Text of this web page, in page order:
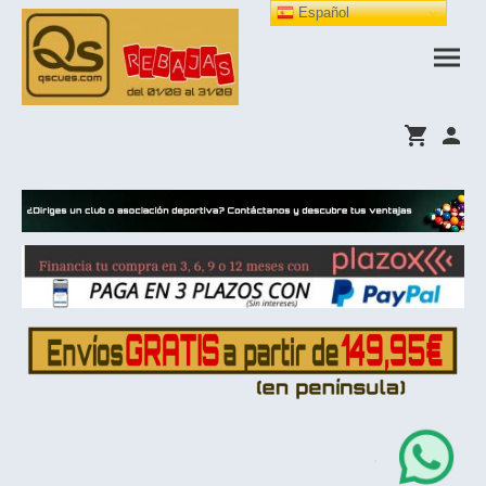
Español